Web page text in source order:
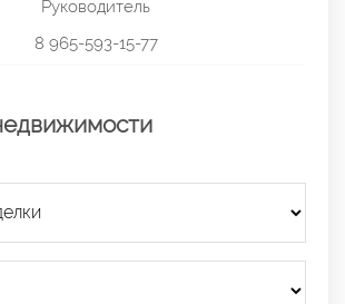
Руководитель
8 965-593-15-77